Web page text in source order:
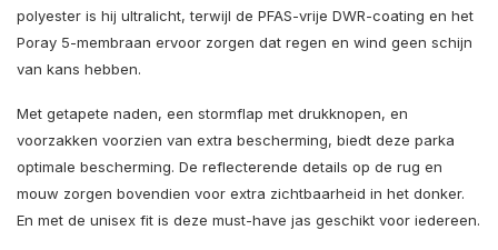
polyester is hij ultralicht, terwijl de PFAS-vrije DWR-coating en het
Poray 5-membraan ervoor zorgen dat regen en wind geen schijn
van kans hebben.
Met getapete naden, een stormflap met drukknopen, en
voorzakken voorzien van extra bescherming, biedt deze parka
optimale bescherming. De reflecterende details op de rug en
mouw zorgen bovendien voor extra zichtbaarheid in het donker.
En met de unisex fit is deze must-have jas geschikt voor iedereen.